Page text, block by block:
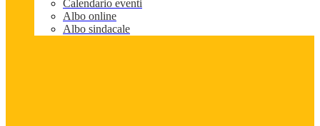
Calendario eventi
Albo online
Albo sindacale